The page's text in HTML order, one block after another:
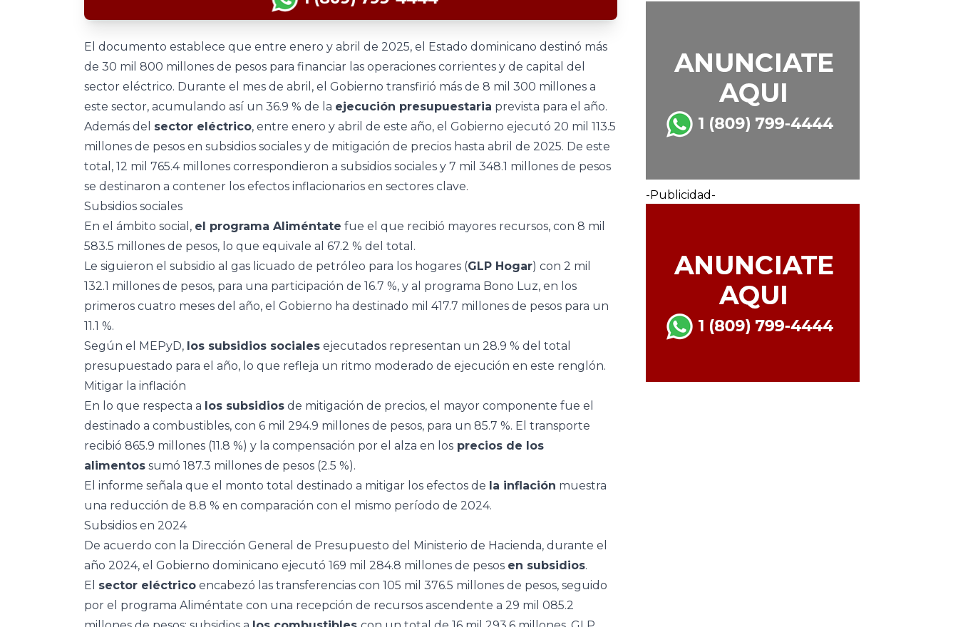
El documento establece que entre enero y abril de 2025, el Estado dominicano destinó más
de 30 mil 800 millones de pesos para financiar las operaciones corrientes y de capital del
sector eléctrico. Durante el mes de abril, el Gobierno transfirió más de 8 mil 300 millones a
este sector, acumulando así un 36.9 % de la ejecución presupuestaria prevista para el año.
Además del sector eléctrico, entre enero y abril de este año, el Gobierno ejecutó 20 mil 113.5
millones de pesos en subsidios sociales y de mitigación de precios hasta abril de 2025. De este
total, 12 mil 765.4 millones correspondieron a subsidios sociales y 7 mil 348.1 millones de pesos
se destinaron a contener los efectos inflacionarios en sectores clave.
Subsidios sociales
En el ámbito social, el programa Aliméntate fue el que recibió mayores recursos, con 8 mil
583.5 millones de pesos, lo que equivale al 67.2 % del total.
Le siguieron el subsidio al gas licuado de petróleo para los hogares (GLP Hogar) con 2 mil
132.1 millones de pesos, para una participación de 16.7 %, y al programa Bono Luz, en los
primeros cuatro meses del año, el Gobierno ha destinado mil 417.7 millones de pesos para un
11.1 %.
Según el MEPyD, los subsidios sociales ejecutados representan un 28.9 % del total
presupuestado para el año, lo que refleja un ritmo moderado de ejecución en este renglón.
Mitigar la inflación
En lo que respecta a los subsidios de mitigación de precios, el mayor componente fue el
destinado a combustibles, con 6 mil 294.9 millones de pesos, para un 85.7 %. El transporte
recibió 865.9 millones (11.8 %) y la compensación por el alza en los precios de los
alimentos sumó 187.3 millones de pesos (2.5 %).
El informe señala que el monto total destinado a mitigar los efectos de la inflación muestra
una reducción de 8.8 % en comparación con el mismo período de 2024.
Subsidios en 2024
De acuerdo con la Dirección General de Presupuesto del Ministerio de Hacienda, durante el
año 2024, el Gobierno dominicano ejecutó 169 mil 284.8 millones de pesos en subsidios.
El sector eléctrico encabezó las transferencias con 105 mil 376.5 millones de pesos, seguido
por el programa Aliméntate con una recepción de recursos ascendente a 29 mil 085.2
-Publicidad-